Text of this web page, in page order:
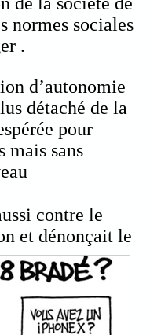
d’autonomie
détaché de la
pour
mais sans
contre le
et dénonçait le
normes sociales
.